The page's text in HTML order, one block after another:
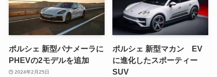
ポルシェ 新型パナメーラに
PHEVの2モデルを追加
2024年2月25日
ポルシェ 新型マカン EV
に進化したスポーティー
SUV